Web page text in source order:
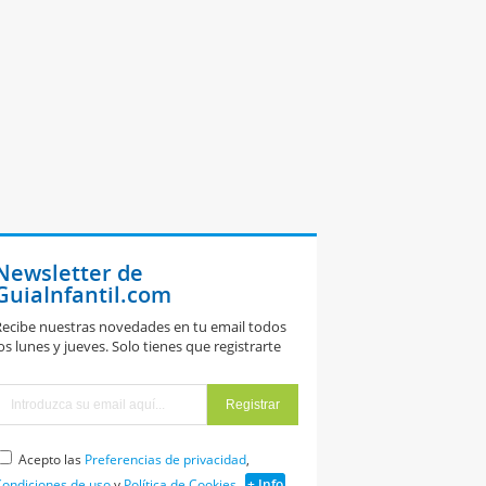
de
nuestras novedades en tu email todos
lunes y jueves. Solo tienes que registrarte
Acepto las Preferencias de privacidad,